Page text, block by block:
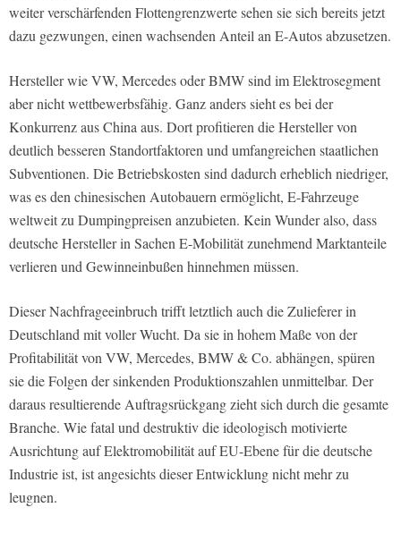
weiter verschärfenden Flottengrenzwerte sehen sie sich bereits jetzt
dazu gezwungen, einen wachsenden Anteil an E-Autos abzusetzen.
Hersteller wie VW, Mercedes oder BMW sind im Elektrosegment
aber nicht wettbewerbsfähig. Ganz anders sieht es bei der
Konkurrenz aus China aus. Dort profitieren die Hersteller von
deutlich besseren Standortfaktoren und umfangreichen staatlichen
Subventionen. Die Betriebskosten sind dadurch erheblich niedriger,
was es den chinesischen Autobauern ermöglicht, E-Fahrzeuge
weltweit zu Dumpingpreisen anzubieten. Kein Wunder also, dass
deutsche Hersteller in Sachen E-Mobilität zunehmend Marktanteile
verlieren und Gewinneinbußen hinnehmen müssen.
Dieser Nachfrageeinbruch trifft letztlich auch die Zulieferer in
Deutschland mit voller Wucht. Da sie in hohem Maße von der
Profitabilität von VW, Mercedes, BMW & Co. abhängen, spüren
sie die Folgen der sinkenden Produktionszahlen unmittelbar. Der
daraus resultierende Auftragsrückgang zieht sich durch die gesamte
Branche. Wie fatal und destruktiv die ideologisch motivierte
Ausrichtung auf Elektromobilität auf EU-Ebene für die deutsche
Industrie ist, ist angesichts dieser Entwicklung nicht mehr zu
leugnen.